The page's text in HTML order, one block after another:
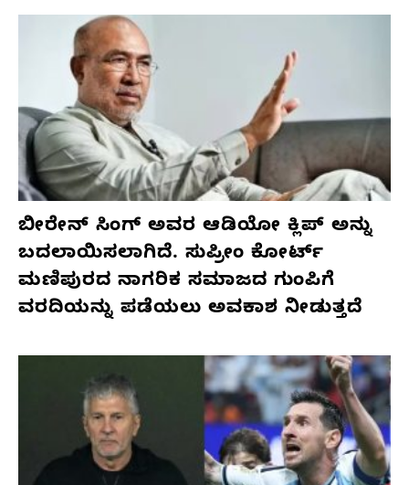
ಬೀರೇನ್ ಸಿಂಗ್ ಅವರ ಆಡಿಯೋ ಕ್ಲಿಪ್ ಅನ್ನು
ಬದಲಾಯಿಸಲಾಗಿದೆ. ಸುಪ್ರೀಂ ಕೋರ್ಟ್
ಮಣಿಪುರದ ನಾಗರಿಕ ಸಮಾಜದ ಗುಂಪಿಗೆ
ವರದಿಯನ್ನು ಪಡೆಯಲು ಅವಕಾಶ ನೀಡುತ್ತದೆ